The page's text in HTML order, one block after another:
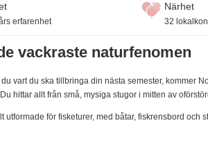
erfarenhet
Närhet
32
vackraste naturfenomen
vart du ska tillbringa din nästa semester, kommer
hittar allt från små, mysiga stugor i mitten av
för fisketurer, med båtar, fiskrensbord och